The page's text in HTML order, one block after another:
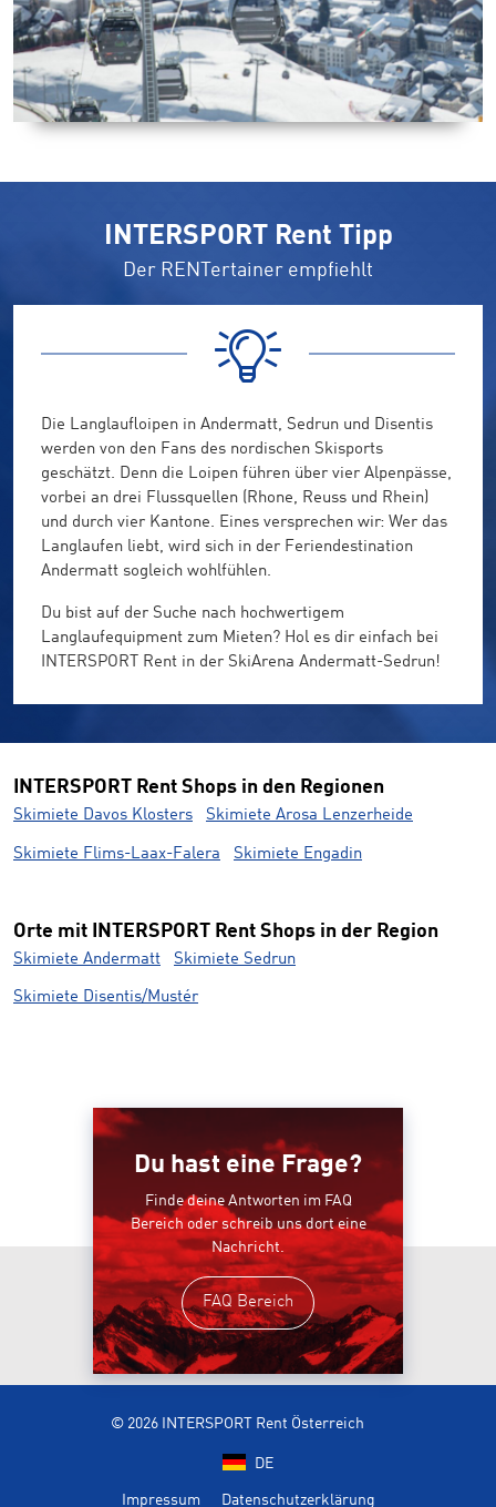
INTERSPORT Rent Tipp
Der RENTertainer empfiehlt
Die Langlaufloipen in Andermatt, Sedrun und Disentis
werden von den Fans des nordischen Skisports
geschätzt. Denn die Loipen führen über vier Alpenpässe,
vorbei an drei Flussquellen (Rhone, Reuss und Rhein)
und durch vier Kantone. Eines versprechen wir: Wer das
Langlaufen liebt, wird sich in der Feriendestination
Andermatt sogleich wohlfühlen.
Du bist auf der Suche nach hochwertigem
Langlaufequipment zum Mieten? Hol es dir einfach bei
INTERSPORT Rent in der SkiArena Andermatt-Sedrun!
INTERSPORT Rent Shops in den Regionen
Skimiete Davos Klosters Skimiete Arosa Lenzerheide
Skimiete Flims-Laax-Falera Skimiete Engadin
Orte mit INTERSPORT Rent Shops in der Region
Skimiete Andermatt Skimiete Sedrun
Skimiete Disentis/Mustér
Du hast eine Frage?
Finde deine Antworten im FAQ
Bereich oder schreib uns dort eine
Nachricht.
FAQ Bereich
© 2026 INTERSPORT Rent Österreich
DE
Impressum Datenschutzerklärung